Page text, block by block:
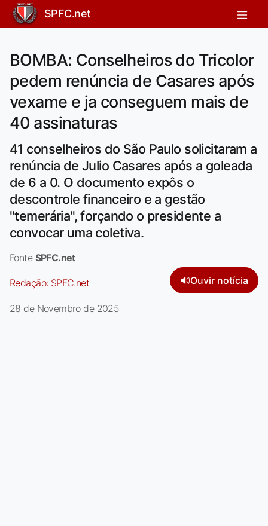
SPFC.net
BOMBA: Conselheiros do Tricolor
pedem renúncia de Casares após
vexame e ja conseguem mais de
40 assinaturas
41 conselheiros do São Paulo solicitaram a
renúncia de Julio Casares após a goleada
de 6 a 0. O documento expôs o
descontrole financeiro e a gestão
"temerária", forçando o presidente a
convocar uma coletiva.
Fonte SPFC.net
Redação: SPFC.net 🔊Ouvir notícia
28 de Novembro de 2025